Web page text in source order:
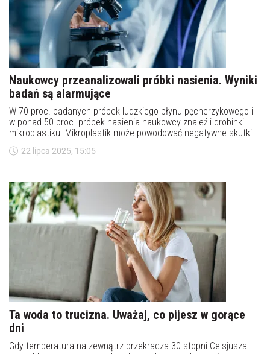
Naukowcy przeanalizowali próbki nasienia. Wyniki
badań są alarmujące
W 70 proc. badanych próbek ludzkiego płynu pęcherzykowego i
w ponad 50 proc. próbek nasienia naukowcy znaleźli drobinki
mikroplastiku. Mikroplastik może powodować negatywne skutki
dla zdrowia choć te nie są jeszcze do końca znane.
22 lipca 2025, 15:05
Ta woda to trucizna. Uważaj, co pijesz w gorące
dni
Gdy temperatura na zewnątrz przekracza 30 stopni Celsjusza